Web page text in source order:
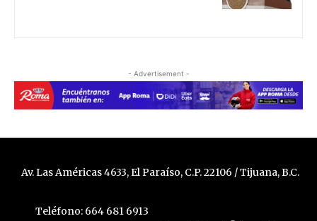
- Advertisement -
Av. Las Américas 4633, El Paraíso, C.P. 22106 / Tijuana, B.C.
Teléfono: 664 681 6913